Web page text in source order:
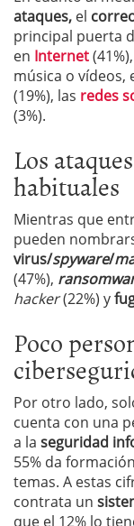
ataques, el
principal puerta
en Internet
música o vídeos,
(19%), las redes
(3%).
Los
habituales
Mientras que
pueden
virus/spyware/
(47%),
hacker(22%) y
Poco
Por otro lado,
cuenta con una
a la seguridad
55% da
temas. A estas
contrata un
que el 12% lo